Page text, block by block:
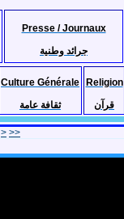
Presse / Journaux
جرائد وطنية
Culture Générale
ثقافة عامة
Religion
قرآن
> >>